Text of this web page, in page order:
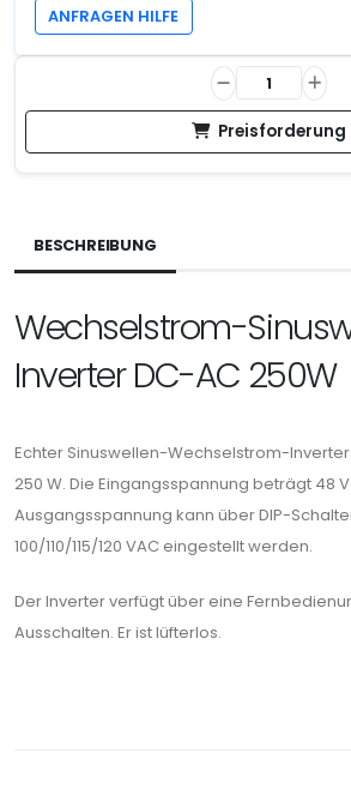
ANFRAGEN HILFE
Preisforderung
BESCHREIBUNG
Wechselstrom-
Inverter DC-AC 250W
Echter Sinuswellen-Wechselstrom-
250 W. Die Eingangsspannung beträgt 48
Ausgangsspannung kann über DIP-
100/110/115/120 VAC eingestellt werden.
Der Inverter verfügt über eine
Ausschalten. Er ist lüfterlos.